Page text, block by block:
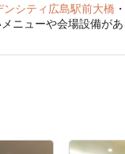
ンシティ広島駅前大橋 ・
ニューや会場設備が